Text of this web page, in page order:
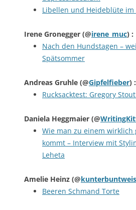
Libellen und Heideblüte im
Irene Gronegger (@irene_muc) :
Nach den Hundstagen –
Spätsommer
Andreas Gruhle (@Gipfelfieber) :
Rucksacktest: Gregory
Daniela Heggmaier (@
Wie man zu einem
kommt – Interview mit
Leheta
Amelie Heinz (@
Beeren Schmand Torte